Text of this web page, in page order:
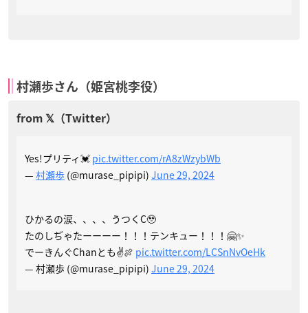
村瀬歩さん（姫宮桃李役）
Yes!プリティ💓 pic.twitter.com/rA8zWzybWb
— 村瀬歩 (@murase_pipipi) June 29, 2024
ひかるの涙、、、、うつくC🥹
たのしぢゃたーーーー！！！テンキュー！！！🤗✨
でーきんぐChanとも✌️🍖 pic.twitter.com/LCSnNvOeHk
— 村瀬歩 (@murase_pipipi) June 29, 2024